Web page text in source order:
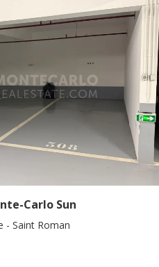
Carlo Sun
- Saint Roman